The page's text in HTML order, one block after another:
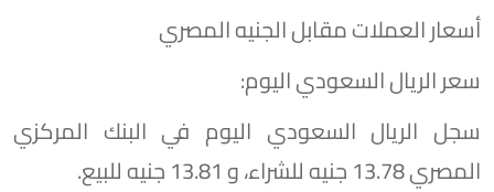
أسعار العملات مقابل الجنيه المصري
سعر الريال السعودي اليوم:
سجل الريال السعودي اليوم في البنك المركزي
المصري 13.78 جنيه للشراء، و 13.81 جنيه للبيع.